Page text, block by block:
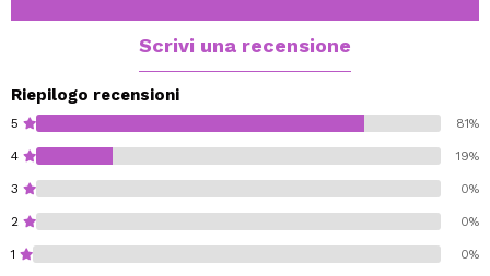
Scrivi una recensione
Riepilogo recensioni
5 81%
4 19%
3 0%
2 0%
1 0%